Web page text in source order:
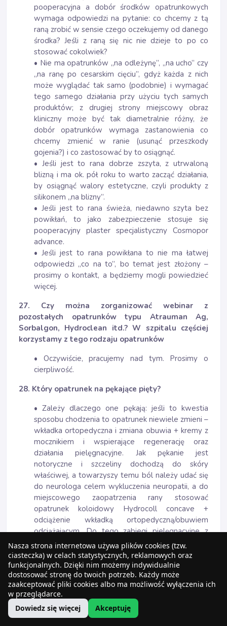
pooperacyjna a dobór środków opatrunkowych
wymaga odpowiedzi na pytanie: co chcemy z tą
raną zrobić w sensie czego oczekujemy od danego
środka? Jeśli z raną się nic nie dzieje to po co
stosować cokolwiek?
• Nie ma opatrunków „na odleżynę”, „na ucho” czy
„na ranę po cesarskim cięciu”, gdyż każda z nich
może wyglądać tak samo (podobnie) i wymagać
tego samego działania przy użyciu tych samych
produktów; z drugiej strony miejscowy obraz
kliniczny może być tak diametralnie różny, że
dobór opatrunków wymaga zastanowienia co
chcemy zmienić w ranie (usunąć przeszkody
gojenia?) i co zastosować by to osiągnąć.
• Jeśli jest to rana dobrze zszyta, z utrwaloną
blizną i ma ok. pół roku to warto zacząć działania,
by osiągnąć walory estetyczne, czyli produkty z
silikonem „na blizny”.
• Jeśli jest to rana świeża, niedawno szyta bez
powikłań, to jako zabezpieczenie stosuje się
pooperacyjny plaster specjalistyczny Cosmopor
advance.
• Jeśli jest to rana powikłana to nie ma łatwej
odpowiedzi „co na to”, bo temat jest złożony –
prosimy o kontakt, a będziemy mogli powiedzieć
więcej.
27. Czy można zorganizować webinar z
pozostałych opatrunków typu Atrauman Ag,
Sorbalgon, Hydroclean itd.? W szpitalu częściej
korzystamy z tego rodzaju opatrunków
• Oczywiście, pracujemy nad tym. Prosimy o
cierpliwość.
28. Który opatrunek na pękające pięty?
• Zależy dlaczego one pękają: jeśli to kwestia
sposobu chodzenia to opatrunek niewiele zmieni –
wkładka ortopedyczna i zmiana obuwia + kremy z
mocznikiem i wspierające regenerację oraz
działania pielęgnacyjne. Jak pękanie jest
notoryczne i szczeliny dochodzą do skóry
właściwej, a towarzyszy temu ból należy udać się
do neurologa celem wykluczenia neuropatii, a do
miejscowego zaopatrzenia rany stosować
opatrunek koloidowy Hydrocoll concave +
odciążenie wkładką ortopedyczną/obuwiem
odciążającym. Do tego zabiegi pielęgnacyjne z
systematycznym usuwaniem naskórka i
zmiękczaniem skóry.
29. Które opatrunki na odciski, a jakie na modzele?
• Zarówno odciski jak i modzele, w pierwszej fazie
gojenia wymagają podobnego postępowania, czyli
usunięcia przyczyny powstania; tu w domyśle
Nasza strona internetowa używa plików cookies (tzw.
ciasteczka) w celach statystycznych, reklamowych oraz
funkcjonalnych. Dzięki nim możemy indywidualnie
dostosować stronę do twoich potrzeb. Każdy może
zaakceptować pliki cookies albo ma możliwość wyłączenia ich
w przeglądarce.
Dowiedz się więcej
Akceptuję